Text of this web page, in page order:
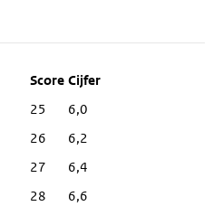
25
6,0
26
6,2
27
6,4
28
6,6